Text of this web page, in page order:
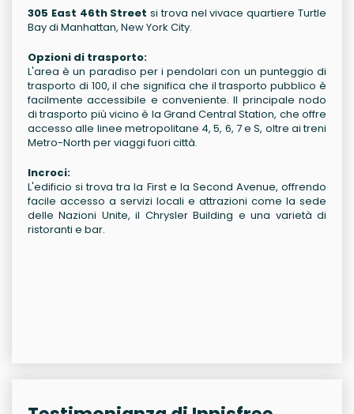
305 East 46th Street si trova nel vivace quartiere Turtle
Bay di Manhattan, New York City.
Opzioni di trasporto:
L'area è un paradiso per i pendolari con un punteggio di
trasporto di 100, il che significa che il trasporto pubblico è
facilmente accessibile e conveniente. Il principale nodo
di trasporto più vicino è la Grand Central Station, che offre
accesso alle linee metropolitane 4, 5, 6, 7 e S, oltre ai treni
Metro-North per viaggi fuori città.
Incroci:
L'edificio si trova tra la First e la Second Avenue, offrendo
facile accesso a servizi locali e attrazioni come la sede
delle Nazioni Unite, il Chrysler Building e una varietà di
ristoranti e bar.